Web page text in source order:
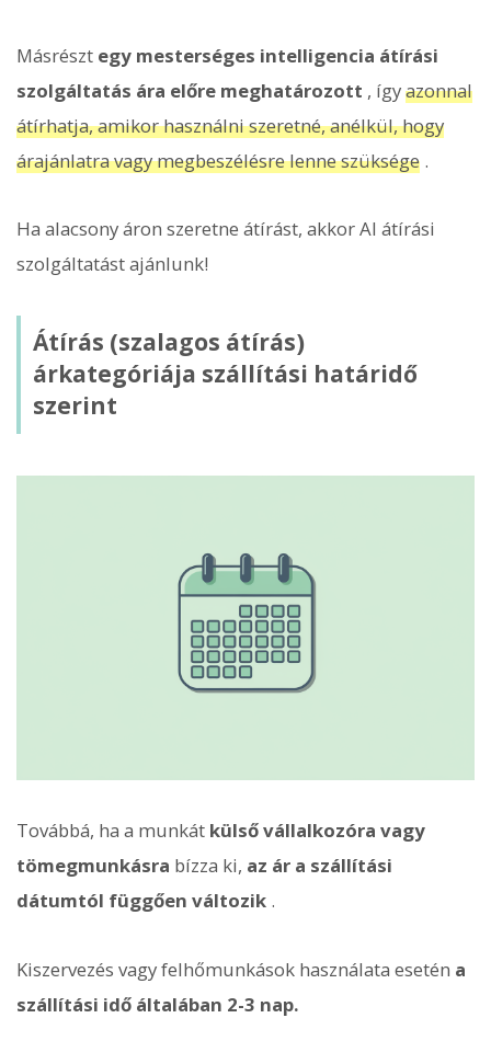
Másrészt egy mesterséges intelligencia átírási
szolgáltatás ára előre meghatározott , ígyazonnal
átírhatja, amikor használni szeretné, anélkül, hogy
árajánlatra vagy megbeszélésre lenne szüksége .
Ha alacsony áron szeretne átírást, akkor AI átírási
szolgáltatást ajánlunk!
Átírás (szalagos átírás)
árkategóriája szállítási határidő
szerint
Továbbá, ha a munkát külső vállalkozóra vagy
tömegmunkásra bízza ki, az ár a szállítási
dátumtól függően változik .
Kiszervezés vagy felhőmunkások használata esetén a
szállítási idő általában 2-3 nap.